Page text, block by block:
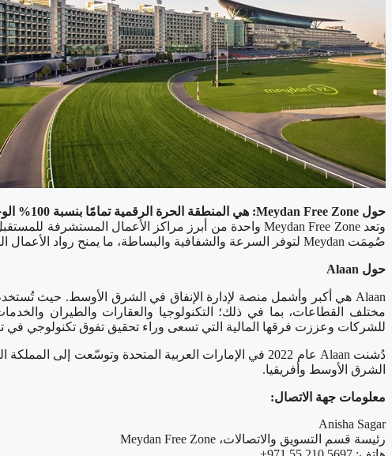
حول Meydan Free Zone: هي المنطقة الحرة الرقمية تمامًا بنسبة 100% الوحيدة في الإمارات العربية المتحدة
صُمِمَت Meydan لتوفر السرعة والشفافية والبساطة، ما يمنح رواد الأعمال القدرة على التوسع بثقة من دبي إلى العالم.
حول Alaan
للشركات وعززت فرقها المالية التي تسعى وراء تحقيق تفوق تكنولوجي في
الشرق الأوسط وأفريقيا.
معلومات جهة الاتصال:
Anisha Sagar
رئيسة قسم التسويق والاتصالات، Meydan Free Zone